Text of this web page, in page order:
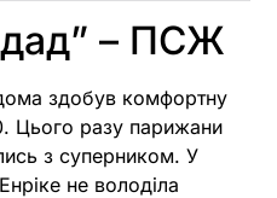
– ПСЖ
здобув комфортну
Цього разу парижани
з суперником. У
не володіла